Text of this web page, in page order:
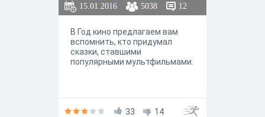
15.01.2016 5038 12
В Год кино предлагаем вам
вспомнить, кто придумал
сказки, ставшими
популярными мультфильмами.
33 14